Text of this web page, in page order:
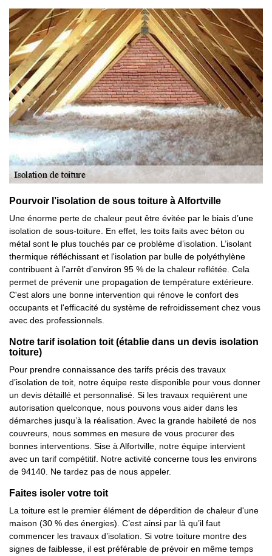
Pourvoir l’isolation de sous toiture à Alfortville
Une énorme perte de chaleur peut être évitée par le biais d’une
isolation de sous-toiture. En effet, les toits faits avec béton ou
métal sont le plus touchés par ce problème d’isolation. L’isolant
thermique réfléchissant et l'isolation par bulle de polyéthylène
contribuent à l’arrêt d’environ 95 % de la chaleur reflétée. Cela
permet de prévenir une propagation de température extérieure.
C'est alors une bonne intervention qui rénove le confort des
occupants et l'efficacité du système de refroidissement chez vous
avec des professionnels.
Notre tarif isolation toit (établie dans un devis isolation
toiture)
Pour prendre connaissance des tarifs précis des travaux
d’isolation de toit, notre équipe reste disponible pour vous donner
un devis détaillé et personnalisé. Si les travaux requièrent une
autorisation quelconque, nous pouvons vous aider dans les
démarches jusqu’à la réalisation. Avec la grande habileté de nos
couvreurs, nous sommes en mesure de vous procurer des
bonnes interventions. Sise à Alfortville, notre équipe intervient
avec un tarif compétitif. Notre activité concerne tous les environs
de 94140. Ne tardez pas de nous appeler.
Faites isoler votre toit
La toiture est le premier élément de déperdition de chaleur d'une
maison (30 % des énergies). C’est ainsi par là qu’il faut
commencer les travaux d’isolation. Si votre toiture montre des
signes de faiblesse, il est préférable de prévoir en même temps